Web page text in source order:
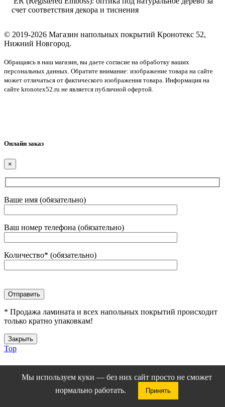
счет соответствия декора и тиснения
© 2019-2026 Магазин напольных покрытий Кронотекс 52,
Нижний Новгород.
Обращаясь в наш магазин, вы даете согласие на обработку ваших
персональных данных. Обратите внимание: изображение товара на сайте
может отличаться от фактического изображения товара. Информация на
сайте kronotex52.ru не является публичной офертой.
Онлайн заказ
×
Ваше имя (обязательно)
Ваш номер телефона (обязательно)
Количество* (обязательно)
* Продажа ламината и всех напольных покрытий происходит
только кратно упаковкам!
Закрыть
Top
Мы используем куки — без них сайт просто не сможет
нормально работать.
Принять